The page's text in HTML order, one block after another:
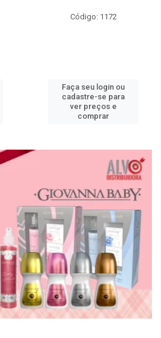
Código: 1172
Faça seu login ou
cadastre-se para
ver preços e
comprar